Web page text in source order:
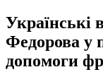
Українські
Федорова у
допомоги